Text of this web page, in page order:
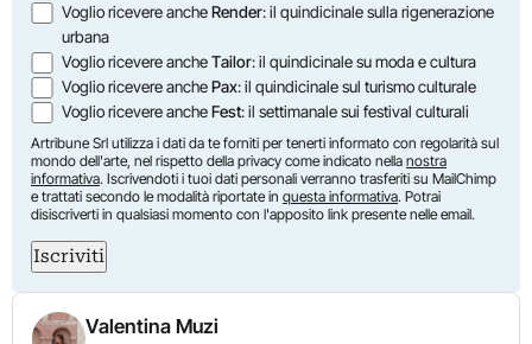
Voglio ricevere ancheRender: il quindicinale sulla rigenerazione
urbana
Voglio ricevere ancheTailor: il quindicinale su moda e cultura
Voglio ricevere anchePax: il quindicinale sul turismo culturale
Voglio ricevere ancheFest: il settimanale sui festival culturali
Artribune Srl utilizza i dati da te forniti per tenerti informato con regolarità sul
mondo dell'arte, nel rispetto della privacy come indicato nella nostra
informativa. Iscrivendoti i tuoi dati personali verranno trasferiti su MailChimp
e trattati secondo le modalità riportate in questa informativa. Potrai
disiscriverti in qualsiasi momento con l'apposito link presente nelle email.
Iscriviti
Valentina Muzi